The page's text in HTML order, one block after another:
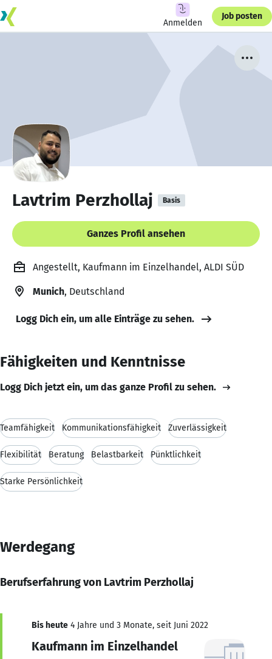
Anmelden
Job posten
Lavtrim Perzhollaj Basis
Ganzes Profil ansehen
Angestellt, Kaufmann im Einzelhandel, ALDI SÜD
Munich, Deutschland
Logg Dich ein, um alle Einträge zu sehen.
Fähigkeiten und Kenntnisse
Logg Dich jetzt ein, um das ganze Profil zu sehen.
Teamfähigkeit Kommunikationsfähigkeit Zuverlässigkeit
Flexibilität Beratung Belastbarkeit Pünktlichkeit
Starke Persönlichkeit
Werdegang
Berufserfahrung von Lavtrim Perzhollaj
Bis heute 4 Jahre und 3 Monate, seit Juni 2022
Kaufmann im Einzelhandel